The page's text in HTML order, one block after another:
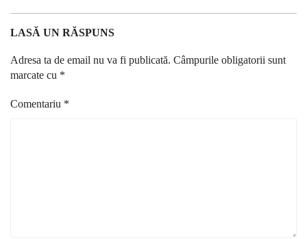
LASĂ UN RĂSPUNS
Adresa ta de email nu va fi publicată. Câmpurile obligatorii sunt
marcate cu *
Comentariu *